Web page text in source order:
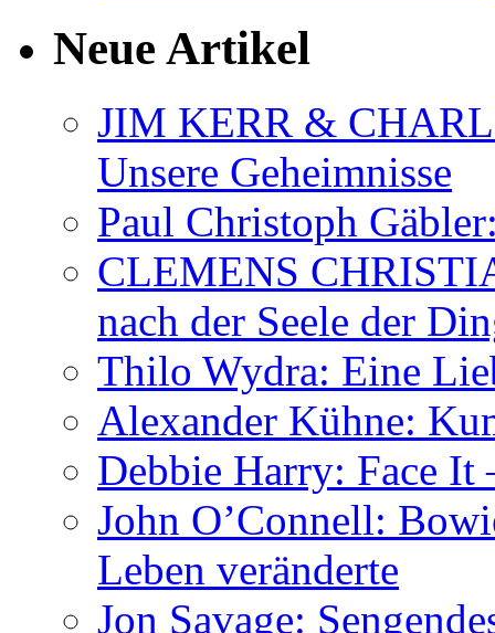
Neue Artikel
JIM KERR &
Unsere Geheimnisse
Paul Christoph
CLEMENS
nach der Seele der
Thilo Wydra: Eine
Alexander Kühne:
Debbie Harry: Face
John O’Connell:
Leben veränderte
Jon Savage: